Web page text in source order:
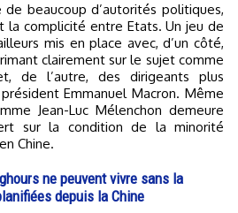
de beaucoup d’autorités politiques,
la complicité entre Etats. Un jeu de
mis en place avec, d’un côté,
clairement sur le sujet comme
de l’autre, des dirigeants plus
Emmanuel Macron. Même
Jean-Luc Mélenchon demeure
sur la condition de la minorité
Chine.
ne peuvent vivre sans la
depuis la Chine